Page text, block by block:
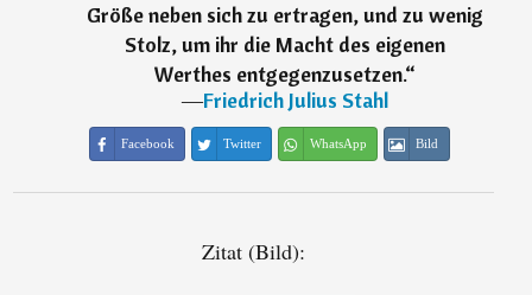
Größe neben sich zu ertragen, und zu wenig
Stolz, um ihr die Macht des eigenen
Werthes entgegenzusetzen.“
―Friedrich Julius Stahl
Facebook Twitter WhatsApp Bild
Zitat (Bild):